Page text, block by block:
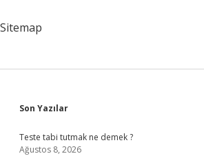
Sitemap
Sidebar
Son Yazılar
Teste tabi tutmak ne demek ?
Ağustos 8, 2026